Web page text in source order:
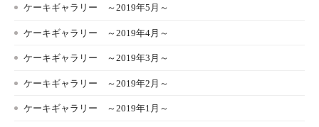
ケーキギャラリー ～2019年5月～
ケーキギャラリー ～2019年4月～
ケーキギャラリー ～2019年3月～
ケーキギャラリー ～2019年2月～
ケーキギャラリー ～2019年1月～